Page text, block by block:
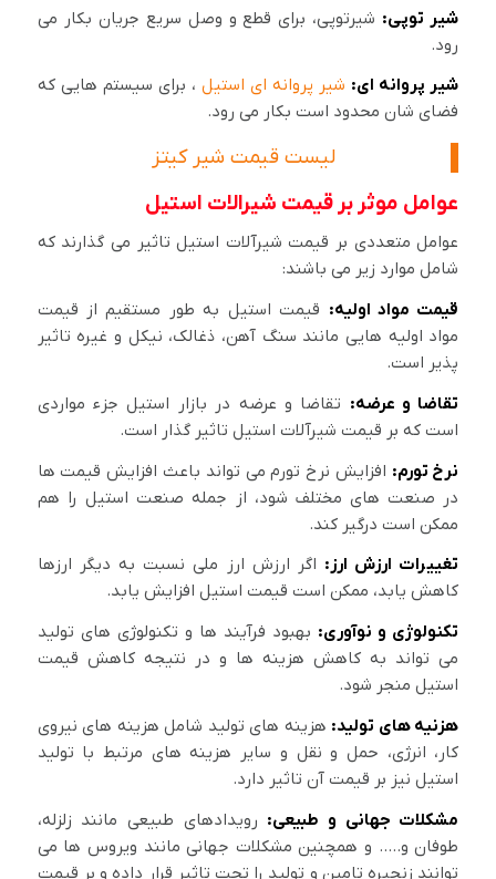
شیر توپی: شیرتوپی، برای قطع و وصل سریع جریان بکار می
رود.
شیر پروانه ای: شیر پروانه ای استیل ، برای سیستم هایی که
فضای شان محدود است بکار می رود.
لیست قیمت شیر کیتز
عوامل موثر بر قیمت شیرالات استیل
عوامل متعددی بر قیمت شیرآلات استیل تاثیر می گذارند که
شامل موارد زیر می باشند:
قیمت مواد اولیه: قیمت استیل به طور مستقیم از قیمت
مواد اولیه هایی مانند سنگ آهن، ذغالک، نیکل و غیره تاثیر
پذیر است.
تقاضا و عرضه: تقاضا و عرضه در بازار استیل جزء مواردی
است که بر قیمت شیرآلات استیل تاثیر گذار است.
نرخ تورم: افزایش نرخ تورم می تواند باعث افزایش قیمت ها
در صنعت های مختلف شود، از جمله صنعت استیل را هم
ممکن است درگیر کند.
تغییرات ارزش ارز: اگر ارزش ارز ملی نسبت به دیگر ارزها
کاهش یابد، ممکن است قیمت استیل افزایش یابد.
تکنولوژی و نوآوری: بهبود فرآیند ها و تکنولوژی های تولید
می تواند به کاهش هزینه ها و در نتیجه کاهش قیمت
استیل منجر شود.
هزنیه های تولید: هزینه های تولید شامل هزینه های نیروی
کار، انرژی، حمل و نقل و سایر هزینه های مرتبط با تولید
استیل نیز بر قیمت آن تاثیر دارد.
مشکلات جهانی و طبیعی: رویدادهای طبیعی مانند زلزله،
طوفان و….. و همچنین مشکلات جهانی مانند ویروس ها می
توانند زنجیره تامین و تولید را تحت تاثیر قرار داده و بر قیمت